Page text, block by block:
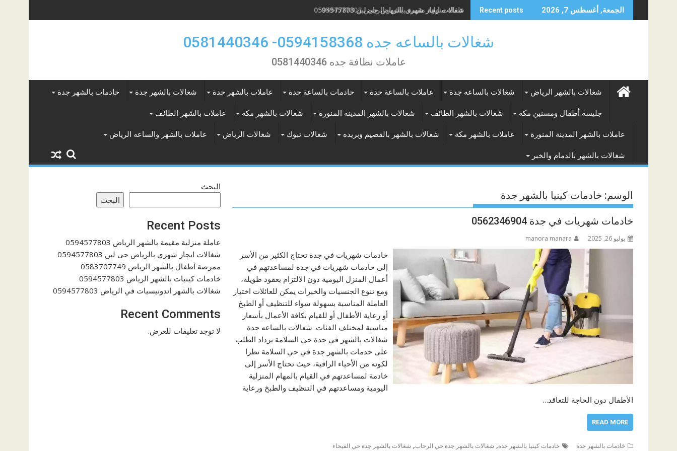
to
الجمعة, أغسطس 7, 2026 Recent posts شغالات ايجار شهري بالرياض حى لبن 0594577803
شغالات بالساعه جده 0594158368- 0581440346
عاملات نظافة جده 0581440346
شغالات بالشهر الرياض شغالات بالساعه جدة عاملات بالساعة جدة خادمات بالساعة جدة عاملات بالشهر جدة شغالات بالشهر جدة خادمات بالشهر جدة
جليسة أطفال ومسنين مكة شغالات بالشهر الطائف شغالات بالشهر المدينة المنورة شغالات بالشهر مكة عاملات بالشهر الطائف
عاملات بالشهر المدينة المنورة عاملات بالشهر مكة شغالات بالشهر بالقصيم وبريده شغالات تبوك شغالات الرياض عاملات بالشهر والساعه الرياض
شغالات بالشهر بالدمام والخبر
الوسم: خادمات كينيا بالشهر جدة
خادمات شهريات في جدة 0562346904
يوليو 26, 2025 manora manara
خادمات شهريات في جدة تحتاج الكثير من الأسر
إلى خادمات شهريات في جدة لمساعدتهم في
أعمال المنزل اليومية دون الالتزام بعقود طويلة،
ومع تنوع الجنسيات والخبرات يمكن للعائلات اختيار
العاملة المناسبة بسهولة سواء للتنظيف أو الطبخ
أو رعاية الأطفال أو للقيام بكافة الأعمال بأسعار
مناسبة لمختلف الفئات. شغالات بالساعه جدة
شغالات بالشهر في جدة حي السلامة يزداد الطلب
على خدمات بالشهر جدة في حي السلامة نظرا
لكونه من الأحياء الراقية، حيث تحتاج الأسر إلى
خادمة لمساعدتهم في القيام بالمهام المنزلية
اليومية ومساعدتهم في التنظيف والطبخ ورعاية
الأطفال دون الحاجة للتعاقد…
READ MORE
خادمات بالشهر جدة خادمات كينيا بالشهر جدة, شغالات بالشهر جدة حي الرحاب, شغالات بالشهر جدة حي الفيحاء
البحث
البحث
Recent Posts
عاملة منزلية مقيمة بالشهر الرياض 0594577803
شغالات ايجار شهري بالرياض حى لبن 0594577803
ممرضة أطفال بالشهر الرياض 0583707749
خادمات كينيات بالشهر الرياض 0594577803
شغالات بالشهر اندونيسيات في الرياض 0594577803
Recent Comments
لا توجد تعليقات للعرض.